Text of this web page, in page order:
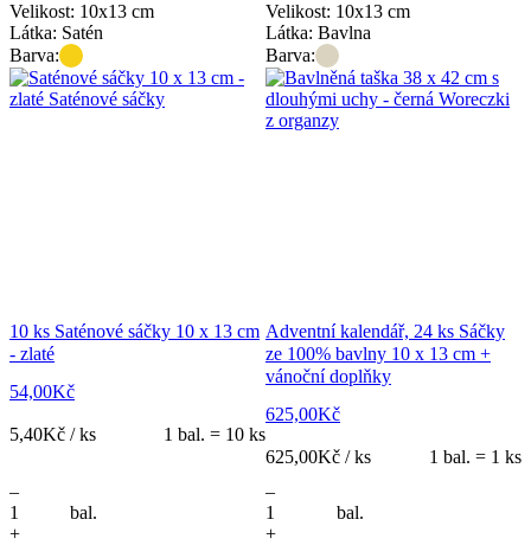
Velikost: 10x13 cm
Látka: Satén
Barva:
10 ks Saténové sáčky 10 x 13 cm
- zlaté
54,00Kč
5,40Kč / ks 1 bal. = 10 ks
–
bal.
+
Velikost: 10x13 cm
Látka: Bavlna
Barva:
Adventní kalendář, 24 ks Sáčky
ze 100% bavlny 10 x 13 cm +
vánoční doplňky
625,00Kč
625,00Kč / ks
1 bal. = 1 ks
–
bal.
+